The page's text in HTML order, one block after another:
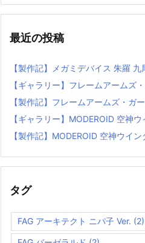
最近の投稿
【製作記】メガミデバイス 朱羅 九
【ギャラリー】フレームアームズ
【製作記】フレームアームズ・ガ
【ギャラリー】MODEROID 空神ウ
【製作記】MODEROID 空神ウイン
タグ
FAG アーキテクト ニパ子 Ver. (2)